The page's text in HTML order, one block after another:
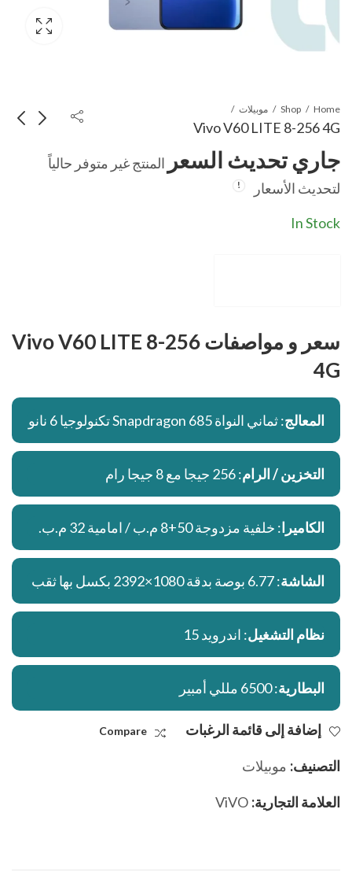
Home
Shop موبيلات
Vivo V60 LITE 8-256 4G
Vivo Y29 8-256
Vivo V60 LITE 8-
جاري تحديث السعر المنتج غير متوفر حالياً
لتحديث الأسعار
In Stock
سعر و مواصفات Vivo V60 LITE 8-256
4G
المعالج: ثماني النواة Snapdragon 685 تكنولوجيا 6 نانو
التخزين / الرام: 256 جيجا مع 8 جيجا رام
الكاميرا: خلفية مزدوجة 50+8 م.ب / امامية 32 م.ب.
الشاشة: 6.77 بوصة بدقة 1080×2392 بكسل بها ثقب
نظام التشغيل: اندرويد 15
البطارية: 6500 مللي أمبير
إضافة إلى قائمة الرغبات Compare
التصنيف: موبيلات
العلامة التجارية: ViVO